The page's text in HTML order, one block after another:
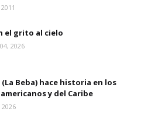
el grito al cielo
2026
Beba) hace historia en los
y del Caribe
2026